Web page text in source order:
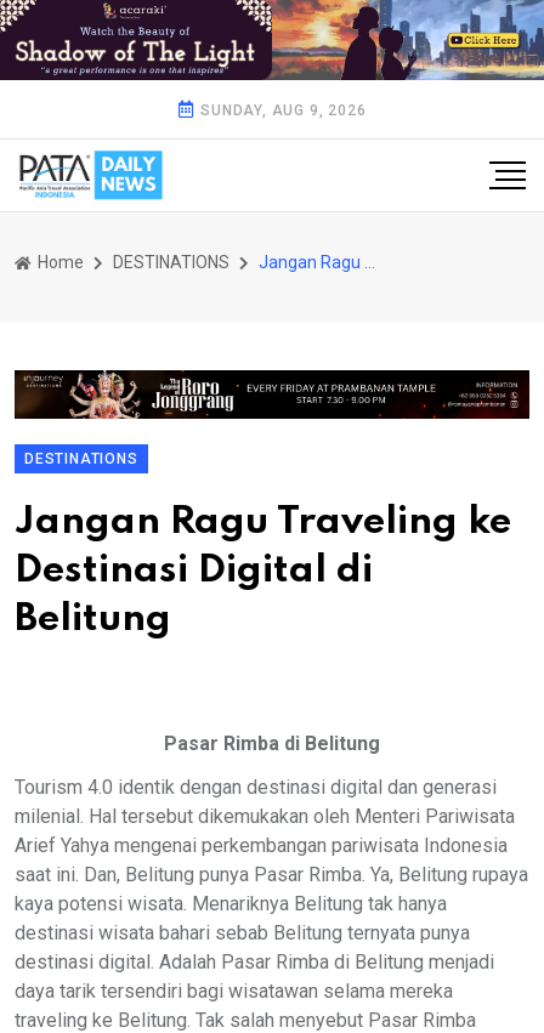
SUNDAY, AUG 9, 2026
Home DESTINATIONS Jangan Ragu Traveling ke Destinasi Digital di Belitung
DESTINATIONS
Jangan Ragu Traveling ke
Destinasi Digital di
Belitung
Pasar Rimba di Belitung
Tourism 4.0 identik dengan destinasi digital dan generasi
milenial. Hal tersebut dikemukakan oleh Menteri Pariwisata
Arief Yahya mengenai perkembangan pariwisata Indonesia
saat ini. Dan, Belitung punya Pasar Rimba. Ya, Belitung rupaya
kaya potensi wisata. Menariknya Belitung tak hanya
destinasi wisata bahari sebab Belitung ternyata punya
destinasi digital. Adalah Pasar Rimba di Belitung menjadi
daya tarik tersendiri bagi wisatawan selama mereka
traveling ke Belitung. Tak salah menyebut Pasar Rimba